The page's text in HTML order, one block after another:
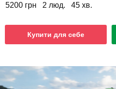
5200 грн 2 люд. 45 хв.
Купити для себе